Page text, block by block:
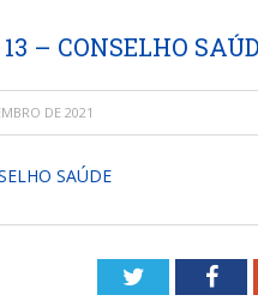
– CONSELHO
DE 2021
SAÚDE
Twitter